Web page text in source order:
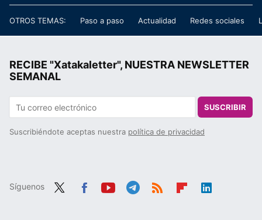
OTROS TEMAS: Paso a paso Actualidad Redes sociales
RECIBE "Xatakaletter", NUESTRA NEWSLETTER
SEMANAL
SUSCRIBIR
Suscribiéndote aceptas nuestra política de privacidad
Síguenos